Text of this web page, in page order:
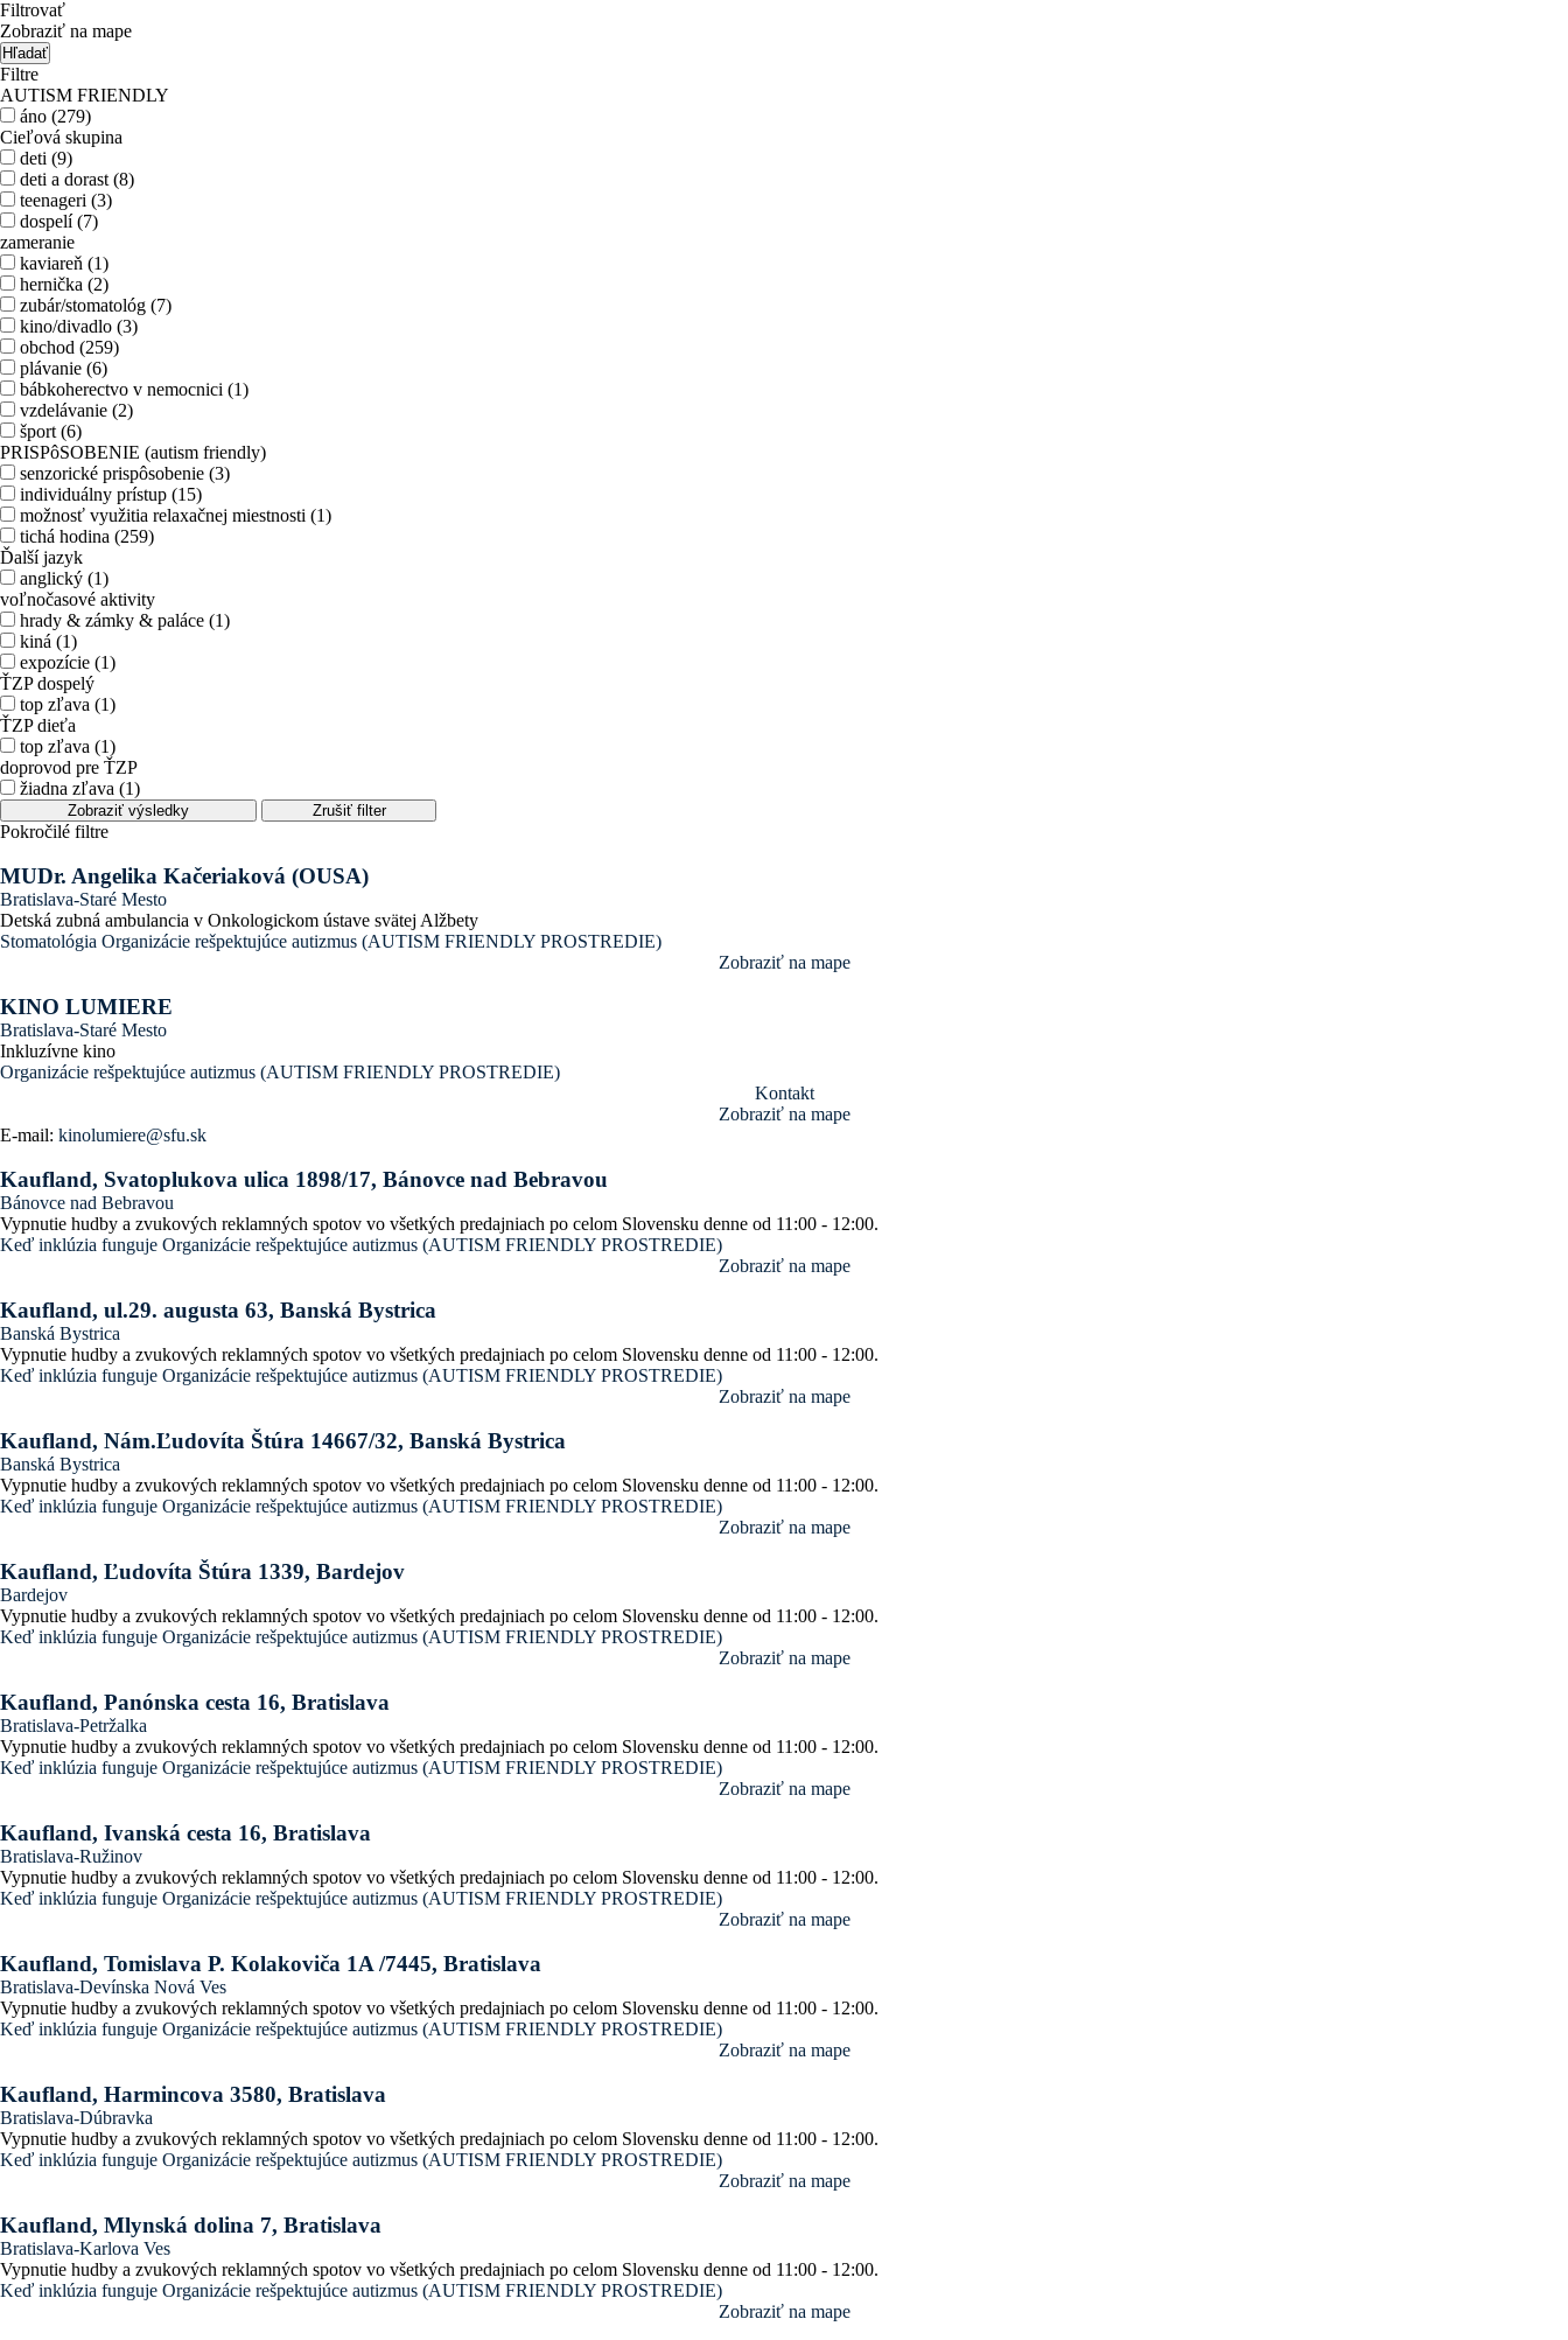
Filtrovať
Zobraziť na mape
Hľadať
Filtre
AUTISM FRIENDLY
áno (279)
Cieľová skupina
deti (9)
deti a dorast (8)
teenageri (3)
dospelí (7)
zameranie
kaviareň (1)
hernička (2)
zubár/stomatológ (7)
kino/divadlo (3)
obchod (259)
plávanie (6)
bábkoherectvo v nemocnici (1)
vzdelávanie (2)
šport (6)
PRISPôSOBENIE (autism friendly)
senzorické prispôsobenie (3)
individuálny prístup (15)
možnosť využitia relaxačnej miestnosti (1)
tichá hodina (259)
Ďalší jazyk
anglický (1)
voľnočasové aktivity
hrady & zámky & paláce (1)
kiná (1)
expozície (1)
ŤZP dospelý
top zľava (1)
ŤZP dieťa
top zľava (1)
doprovod pre ŤZP
žiadna zľava (1)
Zobraziť výsledky Zrušiť filter
Pokročilé filtre
MUDr. Angelika Kačeriaková (OUSA)
Bratislava-Staré Mesto
Detská zubná ambulancia v Onkologickom ústave svätej Alžbety
Stomatológia Organizácie rešpektujúce autizmus (AUTISM FRIENDLY PROSTREDIE)
Zobraziť na mape
KINO LUMIERE
Bratislava-Staré Mesto
Inkluzívne kino
Organizácie rešpektujúce autizmus (AUTISM FRIENDLY PROSTREDIE)
Kontakt
Zobraziť na mape
E-mail: kinolumiere@sfu.sk
Kaufland, Svatoplukova ulica 1898/17, Bánovce nad Bebravou
Bánovce nad Bebravou
Vypnutie hudby a zvukových reklamných spotov vo všetkých predajniach po celom Slovensku denne od 11:00 - 12:00.
Keď inklúzia funguje Organizácie rešpektujúce autizmus (AUTISM FRIENDLY PROSTREDIE)
Zobraziť na mape
Kaufland, ul.29. augusta 63, Banská Bystrica
Banská Bystrica
Vypnutie hudby a zvukových reklamných spotov vo všetkých predajniach po celom Slovensku denne od 11:00 - 12:00.
Keď inklúzia funguje Organizácie rešpektujúce autizmus (AUTISM FRIENDLY PROSTREDIE)
Zobraziť na mape
Kaufland, Nám.Ľudovíta Štúra 14667/32, Banská Bystrica
Banská Bystrica
Vypnutie hudby a zvukových reklamných spotov vo všetkých predajniach po celom Slovensku denne od 11:00 - 12:00.
Keď inklúzia funguje Organizácie rešpektujúce autizmus (AUTISM FRIENDLY PROSTREDIE)
Zobraziť na mape
Kaufland, Ľudovíta Štúra 1339, Bardejov
Bardejov
Vypnutie hudby a zvukových reklamných spotov vo všetkých predajniach po celom Slovensku denne od 11:00 - 12:00.
Keď inklúzia funguje Organizácie rešpektujúce autizmus (AUTISM FRIENDLY PROSTREDIE)
Zobraziť na mape
Kaufland, Panónska cesta 16, Bratislava
Bratislava-Petržalka
Vypnutie hudby a zvukových reklamných spotov vo všetkých predajniach po celom Slovensku denne od 11:00 - 12:00.
Keď inklúzia funguje Organizácie rešpektujúce autizmus (AUTISM FRIENDLY PROSTREDIE)
Zobraziť na mape
Kaufland, Ivanská cesta 16, Bratislava
Bratislava-Ružinov
Vypnutie hudby a zvukových reklamných spotov vo všetkých predajniach po celom Slovensku denne od 11:00 - 12:00.
Keď inklúzia funguje Organizácie rešpektujúce autizmus (AUTISM FRIENDLY PROSTREDIE)
Zobraziť na mape
Kaufland, Tomislava P. Kolakoviča 1A /7445, Bratislava
Bratislava-Devínska Nová Ves
Vypnutie hudby a zvukových reklamných spotov vo všetkých predajniach po celom Slovensku denne od 11:00 - 12:00.
Keď inklúzia funguje Organizácie rešpektujúce autizmus (AUTISM FRIENDLY PROSTREDIE)
Zobraziť na mape
Kaufland, Harmincova 3580, Bratislava
Bratislava-Dúbravka
Vypnutie hudby a zvukových reklamných spotov vo všetkých predajniach po celom Slovensku denne od 11:00 - 12:00.
Keď inklúzia funguje Organizácie rešpektujúce autizmus (AUTISM FRIENDLY PROSTREDIE)
Zobraziť na mape
Kaufland, Mlynská dolina 7, Bratislava
Bratislava-Karlova Ves
Vypnutie hudby a zvukových reklamných spotov vo všetkých predajniach po celom Slovensku denne od 11:00 - 12:00.
Keď inklúzia funguje Organizácie rešpektujúce autizmus (AUTISM FRIENDLY PROSTREDIE)
Zobraziť na mape